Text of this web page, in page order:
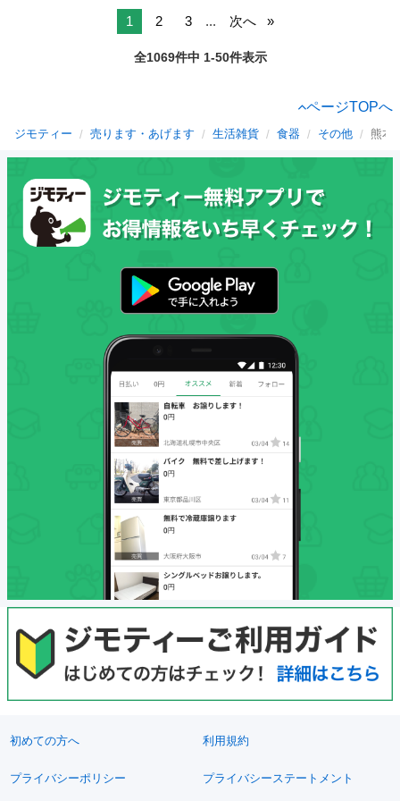
1 2 3 ... 次へ
全1069件中 1-50件表示
ページTOPへ
ジモティー 売ります・あげます 生活雑貨 食器 その他 熊本
初めての方へ 利用規約
プライバシーポリシー プライバシーステートメント